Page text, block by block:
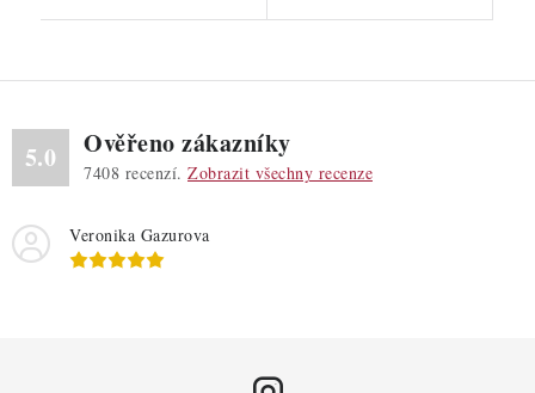
5.0 Ověřeno zákazníky
7408 recenzí. Zobrazit všechny recenze
Veronika Gazurova